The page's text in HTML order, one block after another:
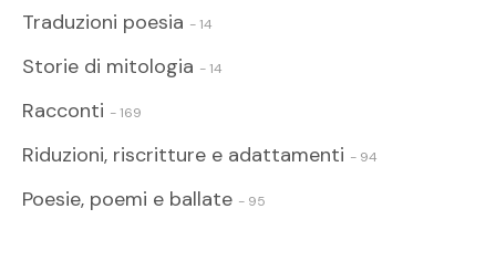
Traduzioni poesia - 14
Storie di mitologia - 14
Racconti - 169
Riduzioni, riscritture e adattamenti - 94
Poesie, poemi e ballate - 95